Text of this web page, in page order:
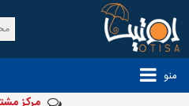
منو